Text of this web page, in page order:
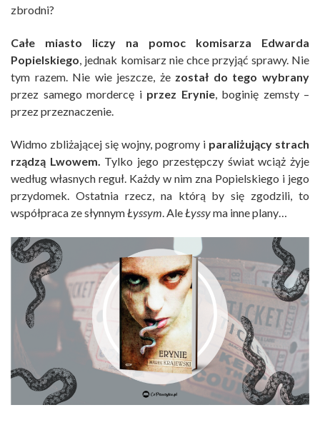
zbrodni?
Całe miasto liczy na pomoc komisarza Edwarda
Popielskiego, jednak komisarz nie chce przyjąć sprawy. Nie
tym razem. Nie wie jeszcze, że został do tego wybrany
przez samego mordercę i przez Erynie, boginię zemsty –
przez przeznaczenie.
Widmo zbliżającej się wojny, pogromy i paraliżujący strach
rządzą Lwowem. Tylko jego przestępczy świat wciąż żyje
według własnych reguł. Każdy w nim zna Popielskiego i jego
przydomek. Ostatnia rzecz, na którą by się zgodzili, to
współpraca ze słynnymŁyssym. AleŁyssyma inne plany…